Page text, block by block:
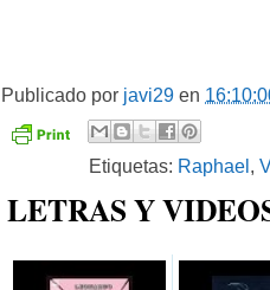
Publicado por javi29 en
Etiquetas: Raphael ,
LETRAS Y